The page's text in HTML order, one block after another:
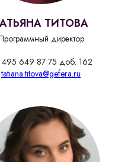
ТИТОВА
директор
495 649 87 75 доб. 162
tatiana.titova@gefera.ru